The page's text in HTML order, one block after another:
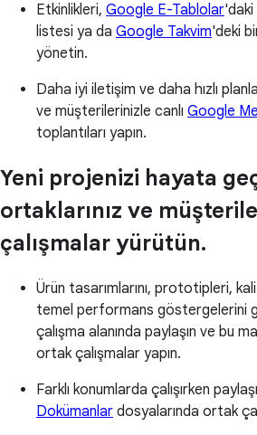
Etkinlikleri, Google E-Tablolar'daki
listesi ya da Google Takvim'deki
yönetin.
Daha iyi iletişim ve daha hızlı
ve müşterilerinizle canlı Google
toplantıları yapın.
Yeni projenizi hayata
ortaklarınız ve
çalışmalar yürütün.
Ürün tasarımlarını, prototipleri,
temel performans göstergelerini
çalışma alanında paylaşın ve bu
ortak çalışmalar yapın.
Farklı konumlarda çalışırken
Dokümanlar dosyalarında ortak